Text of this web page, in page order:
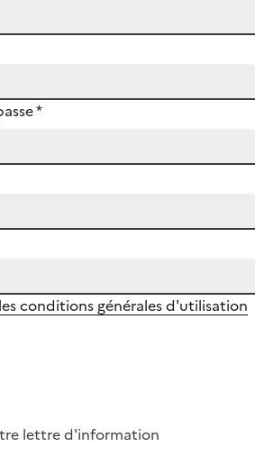
*
les conditions générales d'utilisation
lettre d'information